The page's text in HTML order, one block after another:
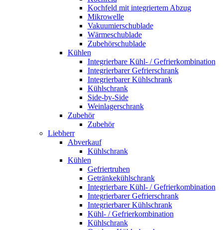
Kochfeld mit integriertem Abzug
Mikrowelle
Vakuumierschublade
Wärmeschublade
Zubehörschublade
Kühlen
Integrierbare Kühl- / Gefrierkombination
Integrierbarer Gefrierschrank
Integrierbarer Kühlschrank
Kühlschrank
Side-by-Side
Weinlagerschrank
Zubehör
Zubehör
Liebherr
Abverkauf
Kühlschrank
Kühlen
Gefriertruhen
Getränkekühlschrank
Integrierbare Kühl- / Gefrierkombination
Integrierbarer Gefrierschrank
Integrierbarer Kühlschrank
Kühl- / Gefrierkombination
Kühlschrank